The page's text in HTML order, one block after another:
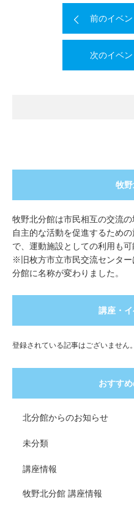
前のイベ
次のイベ
牧
牧野北分館は市民相互の交流
自主的な活動を促進するため
で、運動施設としての利用も可
※旧枚方市立市民交流センタ
分館に名称が変わりました。
講座・
登録されている記事はございません。
おすす
北分館からのお知らせ
未分類
講座情報
牧野北分館 講座情報